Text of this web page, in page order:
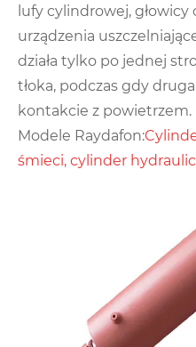
lufy cylindrowej, głowicy
urządzenia
działa tylko po jednej
tłoka, podczas gdy
kontakcie z powietrzem.
Modele Raydafon:
śmieci, cylinder